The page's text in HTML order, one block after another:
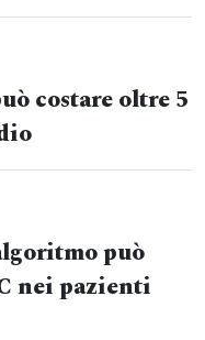
costare oltre 5
può
nei pazienti